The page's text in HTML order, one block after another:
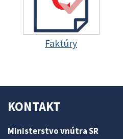
Faktúry
KONTAKT
Ministerstvo vnútra SR